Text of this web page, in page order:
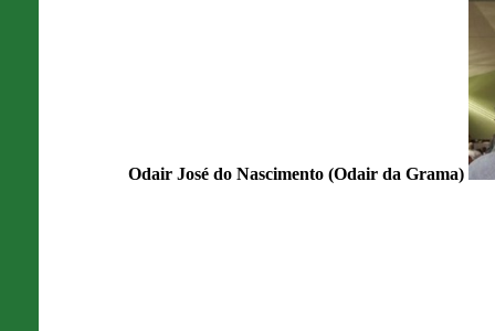
Odair José do Nascimento (Odair da Grama)